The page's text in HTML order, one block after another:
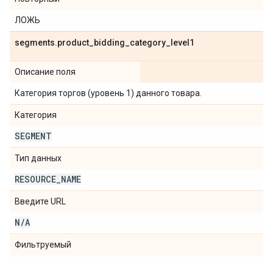
ЛОЖЬ
segments.product bidding category level1
Описание поля
Категория торгов (уровень 1) данного товара.
Категория
SEGMENT
Тип данных
RESOURCE NAME
Введите URL
N/A
Фильтруемый